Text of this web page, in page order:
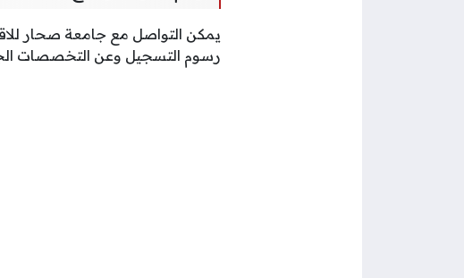
يمكن التواصل مع جامعة صحار
رسوم التسجيل وعن التخصصات